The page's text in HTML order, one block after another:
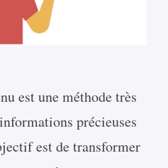
est une méthode très
précieuses
est de transformer